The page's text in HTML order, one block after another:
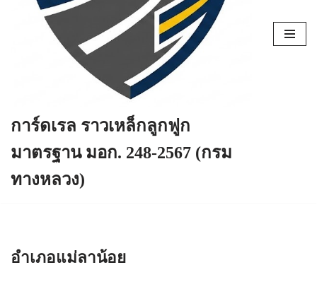
การ์ดเรล ราวเหล็กลูกฟูก
มาตรฐาน มอก. 248-2567 (กรม
ทางหลวง)
อำเภอแม่ลาน้อย